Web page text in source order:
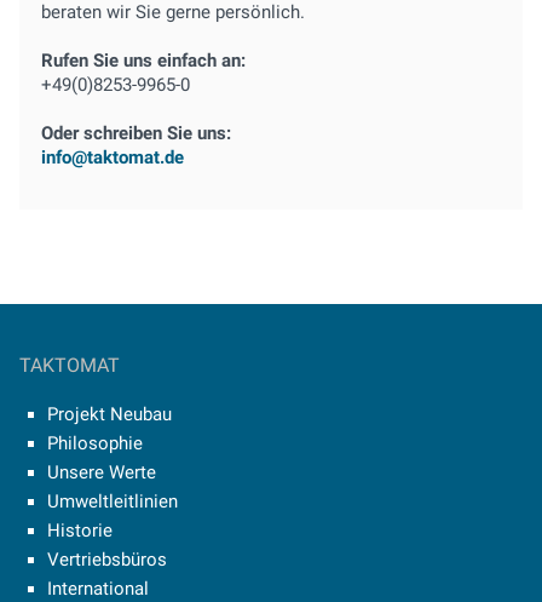
beraten wir Sie gerne persönlich.
Rufen Sie uns einfach an:
+49(0)8253-9965-0
Oder schreiben Sie uns:
info@taktomat.de
TAKTOMAT
Projekt Neubau
Philosophie
Unsere Werte
Umweltleitlinien
Historie
Vertriebsbüros
International